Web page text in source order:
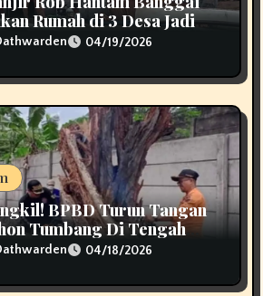
Rumah di 3 Desa Jadi
04/19/2026
BPBD Turun Tangan
Tumbang Di Tengah
04/18/2026